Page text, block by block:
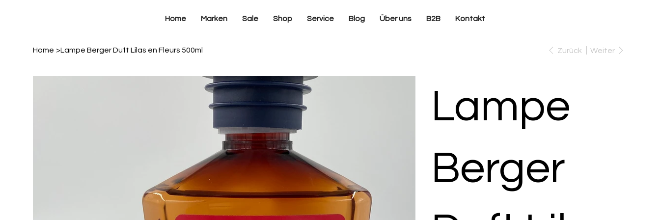
Home Marken Sale Shop Service Blog Über uns B2B Kontakt
Home >Lampe Berger Duft Lilas en Fleurs 500ml Zurück Weiter
Lampe
Berger